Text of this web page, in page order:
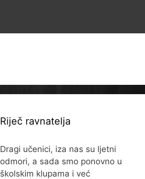
Riječ ravnatelja
Dragi učenici, iza nas su ljetni
odmori, a sada smo ponovno u
školskim klupama i već